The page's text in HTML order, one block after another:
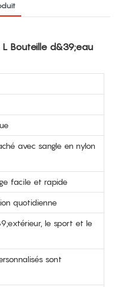
Bouteille d&39;eau
avec sangle en nylon
facile et rapide
quotidienne
le sport et le
sont